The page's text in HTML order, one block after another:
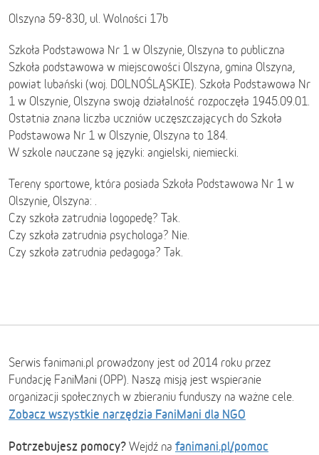
Olszyna 59-830, ul. Wolności 17b
Szkoła Podstawowa Nr 1 w Olszynie, Olszyna to publiczna
Szkoła podstawowa w miejscowości Olszyna, gmina Olszyna,
powiat lubański (woj. DOLNOŚLĄSKIE). Szkoła Podstawowa Nr
1 w Olszynie, Olszyna swoją działalność rozpoczęła 1945.09.01.
Ostatnia znana liczba uczniów uczęszczających do Szkoła
Podstawowa Nr 1 w Olszynie, Olszyna to 184.
W szkole nauczane są języki: angielski, niemiecki.
Tereny sportowe, która posiada Szkoła Podstawowa Nr 1 w
Olszynie, Olszyna: .
Czy szkoła zatrudnia logopedę? Tak.
Czy szkoła zatrudnia psychologa? Nie.
Czy szkoła zatrudnia pedagoga? Tak.
Serwis fanimani.pl prowadzony jest od 2014 roku przez
Fundację FaniMani (OPP). Naszą misją jest wspieranie
organizacji społecznych w zbieraniu funduszy na ważne cele.
Zobacz wszystkie narzędzia FaniMani dla NGO
Potrzebujesz pomocy? Wejdź na fanimani.pl/pomoc